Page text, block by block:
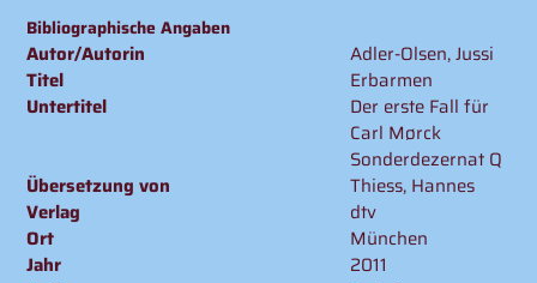
wird
zum
Warenkorb
hinzugefügt
Bibliographische Angaben
Autor/Autorin
Adler-Olsen, Jussi
Titel
Erbarmen
Untertitel
Der erste Fall für
Carl Mørck
Sonderdezernat Q
Übersetzung von
Thiess, Hannes
Verlag
dtv
Ort
München
Jahr
2011